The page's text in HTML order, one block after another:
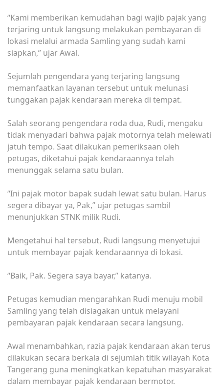
“Kami memberikan kemudahan bagi wajib pajak yang
terjaring untuk langsung melakukan pembayaran di
lokasi melalui armada Samling yang sudah kami
siapkan,” ujar Awal.
Sejumlah pengendara yang terjaring langsung
memanfaatkan layanan tersebut untuk melunasi
tunggakan pajak kendaraan mereka di tempat.
Salah seorang pengendara roda dua, Rudi, mengaku
tidak menyadari bahwa pajak motornya telah melewati
jatuh tempo. Saat dilakukan pemeriksaan oleh
petugas, diketahui pajak kendaraannya telah
menunggak selama satu bulan.
“Ini pajak motor bapak sudah lewat satu bulan. Harus
segera dibayar ya, Pak,” ujar petugas sambil
menunjukkan STNK milik Rudi.
Mengetahui hal tersebut, Rudi langsung menyetujui
untuk membayar pajak kendaraannya di lokasi.
“Baik, Pak. Segera saya bayar,” katanya.
Petugas kemudian mengarahkan Rudi menuju mobil
Samling yang telah disiagakan untuk melayani
pembayaran pajak kendaraan secara langsung.
Awal menambahkan, razia pajak kendaraan akan terus
dilakukan secara berkala di sejumlah titik wilayah Kota
Tangerang guna meningkatkan kepatuhan masyarakat
dalam membayar pajak kendaraan bermotor.